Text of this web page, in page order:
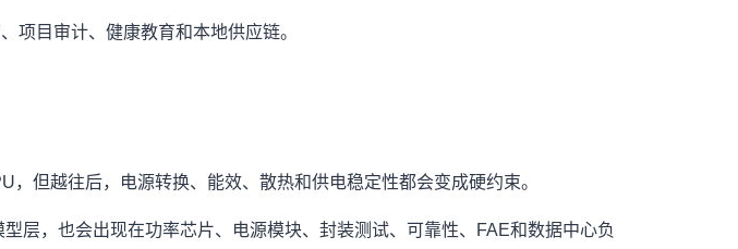
项目审计、健康教育和本地供应链。
但越往后，电源转换、能效、散热和供电稳定性都会变成硬约束。
层，也会出现在功率芯片、电源模块、封装测试、可靠性、FAE和数据中心负